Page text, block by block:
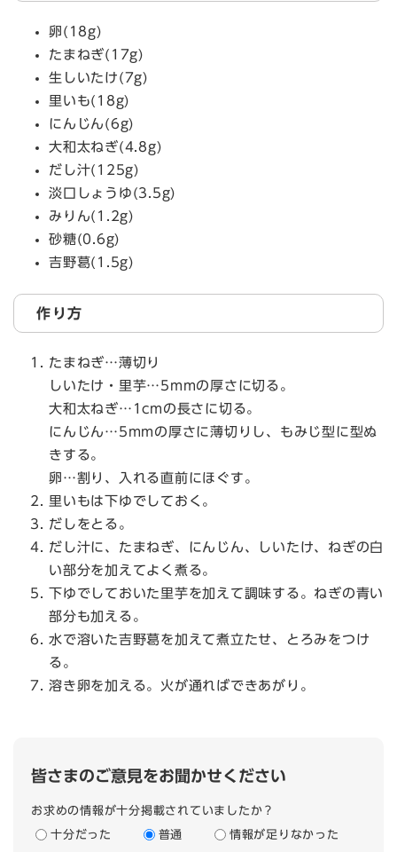
卵(18g)
たまねぎ(17g)
生しいたけ(7g)
里いも(18g)
にんじん(6g)
大和太ねぎ(4.8g)
だし汁(125g)
淡口しょうゆ(3.5g)
みりん(1.2g)
砂糖(0.6g)
吉野葛(1.5g)
作り方
たまねぎ…薄切り
しいたけ・里芋…5mmの厚さに切る。
大和太ねぎ…1cmの長さに切る。
にんじん…5mmの厚さに薄切りし、もみじ型に型ぬ
きする。
卵…割り、入れる直前にほぐす。
里いもは下ゆでしておく。
だしをとる。
だし汁に、たまねぎ、にんじん、しいたけ、ねぎの白
い部分を加えてよく煮る。
下ゆでしておいた里芋を加えて調味する。ねぎの青い
部分も加える。
水で溶いた吉野葛を加えて煮立たせ、とろみをつけ
る。
溶き卵を加える。火が通ればできあがり。
皆さまのご意見をお聞かせください
お求めの情報が十分掲載されていましたか？
十分だった 普通 情報が足りなかった